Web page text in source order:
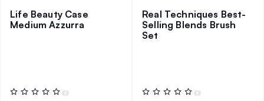
Life Beauty Case
Medium Azzurra
Valutazione:
(0)
Real Techniques Best-
Selling Blends Brush
Set
Valutazione:
(0)